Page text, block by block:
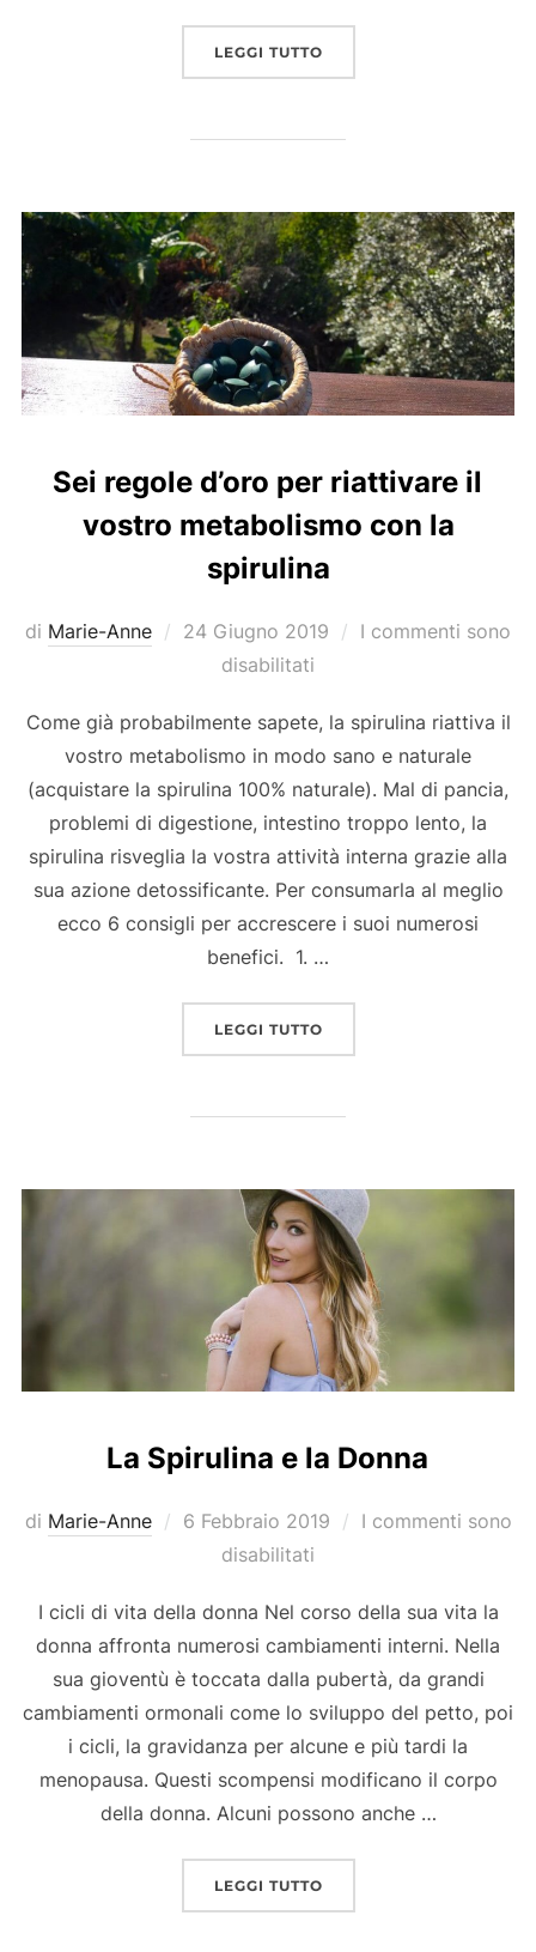
LEGGI TUTTO“4 ALIMENTI TOP”
Sei regole d’oro per riattivare il
vostro metabolismo con la
spirulina
di Marie-Anne
Pubblicato
24 Giugno 2019
I commenti sono
disabilitati
Come già probabilmente sapete, la spirulina riattiva il
vostro metabolismo in modo sano e naturale
(acquistare la spirulina 100% naturale). Mal di pancia,
problemi di digestione, intestino troppo lento, la
spirulina risveglia la vostra attività interna grazie alla
sua azione detossificante. Per consumarla al meglio
ecco 6 consigli per accrescere i suoi numerosi
benefici. 1. …
LEGGI TUTTO“SEI REGOLE D’ORO
La Spirulina e la Donna
di Marie-Anne
Pubblicato
6 Febbraio 2019
I commenti sono
disabilitati
I cicli di vita della donna Nel corso della sua vita la
donna affronta numerosi cambiamenti interni. Nella
sua gioventù è toccata dalla pubertà, da grandi
cambiamenti ormonali come lo sviluppo del petto, poi
i cicli, la gravidanza per alcune e più tardi la
menopausa. Questi scompensi modificano il corpo
della donna. Alcuni possono anche …
LEGGI TUTTO“LA SPIRULINA E LA